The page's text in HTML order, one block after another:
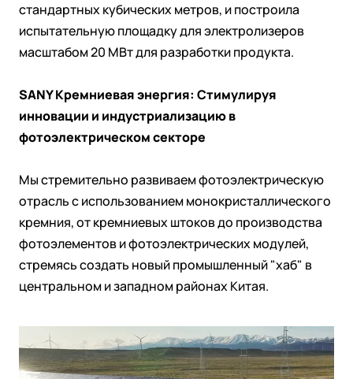
стандартных кубических метров, и построила
испытательную площадку для электролизеров
масштабом 20 МВт для разработки продукта.
SANY Кремниевая энергия: Стимулируя
инновации и индустриализацию в
фотоэлектрическом секторе
Мы стремительно развиваем фотоэлектрическую
отрасль с использованием монокристаллического
кремния, от кремниевых штоков до производства
фотоэлементов и фотоэлектрических модулей,
стремясь создать новый промышленный "хаб" в
центральном и западном районах Китая.